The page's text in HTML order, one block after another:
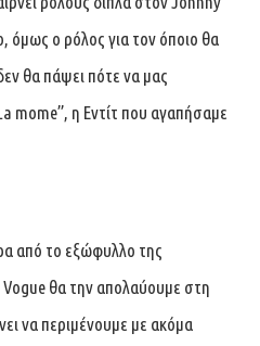
όμως ο ρόλος για τον όποιο θα
θα πάψει πότε να μας
mome”, η Εντίτ που αγαπήσαμε
από το εξώφυλλο της
Vogue θα την απολαύουμε στη
να περιμένουμε με ακόμα